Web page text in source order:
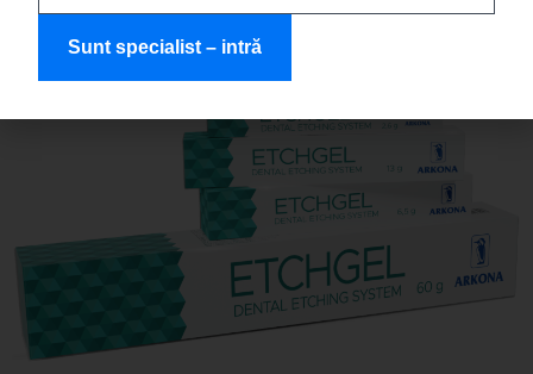
ETCHGEL
Sunt specialist – intră